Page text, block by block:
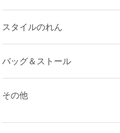
スタイルのれん
バッグ＆ストール
その他